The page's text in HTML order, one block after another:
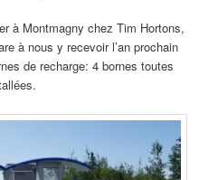
à Montmagny chez Tim Hortons,
à nous y recevoir l’an prochain
de recharge: 4 bornes toutes